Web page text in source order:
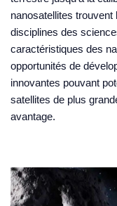
nanosatellites trouvent
disciplines des
caractéristiques des
opportunités de
innovantes pouvant
satellites de plus
avantage.